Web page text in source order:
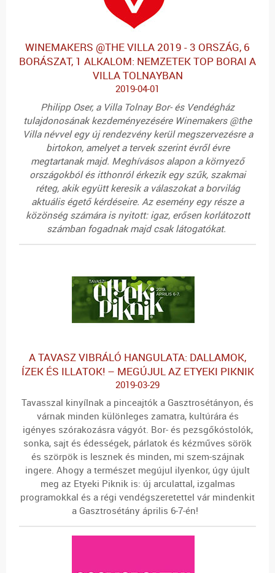
WINEMAKERS @THE VILLA 2019 - 3 ORSZÁG, 6
BORÁSZAT, 1 ALKALOM: NEMZETEK TOP BORAI A
VILLA TOLNAYBAN
2019-04-01
Philipp Oser, a Villa Tolnay Bor- és Vendégház
tulajdonosának kezdeményezésére Winemakers @the
Villa névvel egy új rendezvény kerül megszervezésre a
birtokon, amelyet a tervek szerint évről évre
megtartanak majd. Meghívásos alapon a környező
országokból és itthonról érkezik egy szűk, szakmai
réteg, akik együtt keresik a válaszokat a borvilág
aktuális égető kérdéseire. Az esemény egy része a
közönség számára is nyitott: igaz, erősen korlátozott
számban fogadnak majd csak látogatókat.
A TAVASZ VIBRÁLÓ HANGULATA: DALLAMOK,
ÍZEK ÉS ILLATOK! – MEGÚJUL AZ ETYEKI PIKNIK
2019-03-29
Tavasszal kinyílnak a pinceajtók a Gasztrosétányon, és
várnak minden különleges zamatra, kultúrára és
igényes szórakozásra vágyót. Bor- és pezsgőkóstolók,
sonka, sajt és édességek, párlatok és kézműves sörök
és szörpök is lesznek és minden, mi szem-szájnak
ingere. Ahogy a természet megújul ilyenkor, úgy újult
meg az Etyeki Piknik is: új arculattal, izgalmas
programokkal és a régi vendégszeretettel vár mindenkit
a Gasztrosétány április 6-7-én!